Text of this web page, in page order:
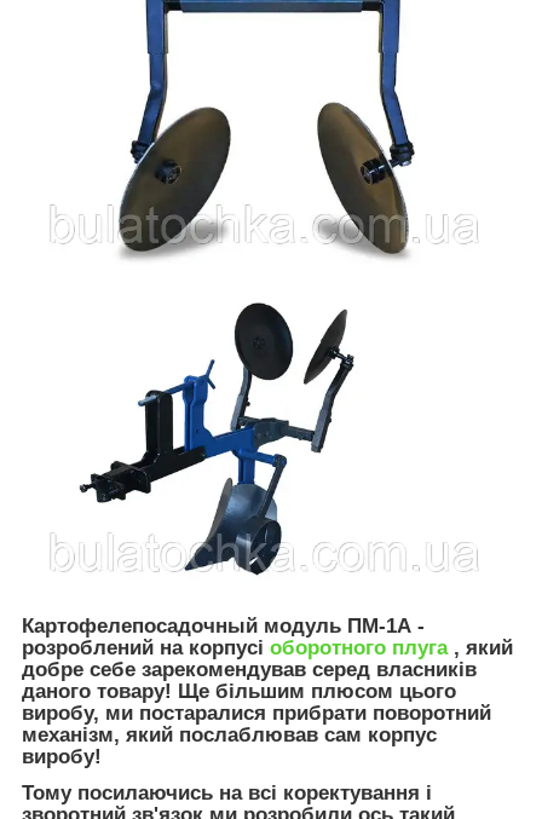
Картофелепосадочный модуль ПМ-1А -
розроблений на корпусі оборотного плуга, який
добре себе зарекомендував серед власників
даного товару! Ще більшим плюсом цього
виробу, ми постаралися прибрати поворотний
механізм, який послаблював сам корпус
виробу!
Тому посилаючись на всі коректування і